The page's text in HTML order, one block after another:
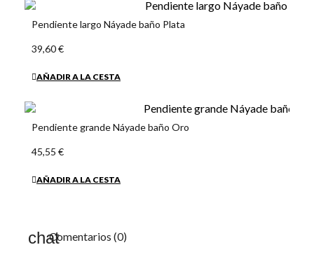
Pendiente largo Náyade baño Plata
39,60 €
AÑADIR A LA CESTA
Pendiente grande Náyade baño Oro
45,55 €
AÑADIR A LA CESTA
Comentarios (0)